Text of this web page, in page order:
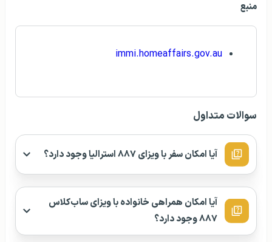
منبع
immi.homeaffairs.gov.au
سوالات متداول
آیا امکان سفر با ویزای ۸۸۷ استرالیا وجود دارد؟
آیا امکان همراهی خانواده با ویزای ساب‌کلاس
۸۸۷ وجود دارد؟